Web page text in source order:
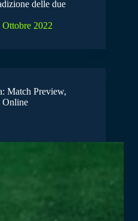
delle due
Ottobre 2022
Match Preview,
Online